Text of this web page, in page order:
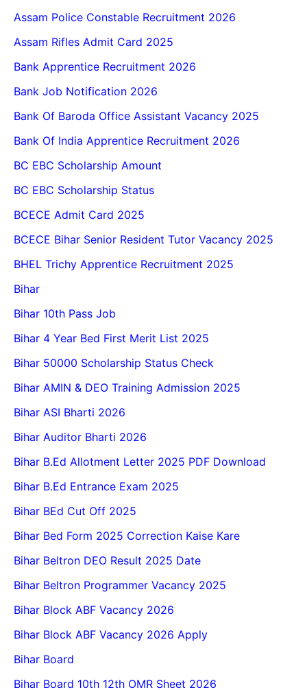
Assam Police Constable Recruitment 2026
Assam Rifles Admit Card 2025
Bank Apprentice Recruitment 2026
Bank Job Notification 2026
Bank Of Baroda Office Assistant Vacancy 2025
Bank Of India Apprentice Recruitment 2026
BC EBC Scholarship Amount
BC EBC Scholarship Status
BCECE Admit Card 2025
BCECE Bihar Senior Resident Tutor Vacancy 2025
BHEL Trichy Apprentice Recruitment 2025
Bihar
Bihar 10th Pass Job
Bihar 4 Year Bed First Merit List 2025
Bihar 50000 Scholarship Status Check
Bihar AMIN & DEO Training Admission 2025
Bihar ASI Bharti 2026
Bihar Auditor Bharti 2026
Bihar B.Ed Allotment Letter 2025 PDF Download
Bihar B.Ed Entrance Exam 2025
Bihar BEd Cut Off 2025
Bihar Bed Form 2025 Correction Kaise Kare
Bihar Beltron DEO Result 2025 Date
Bihar Beltron Programmer Vacancy 2025
Bihar Block ABF Vacancy 2026
Bihar Block ABF Vacancy 2026 Apply
Bihar Board
Bihar Board 10th 12th OMR Sheet 2026